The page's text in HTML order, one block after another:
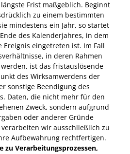
Frist maßgeblich. Beginnt
zu einem bestimmten
mindestens ein Jahr, so startet
des Kalenderjahres, in dem
Ereignis eingetreten ist. Im Fall
in deren Rahmen
ist das fristauslösende
des Wirksamwerdens der
sonstige Beendigung des
Daten, die nicht mehr für den
Zweck, sondern aufgrund
oder anderer Gründe
wir ausschließlich zu
Aufbewahrung rechtfertigen.
zu Verarbeitungsprozessen,